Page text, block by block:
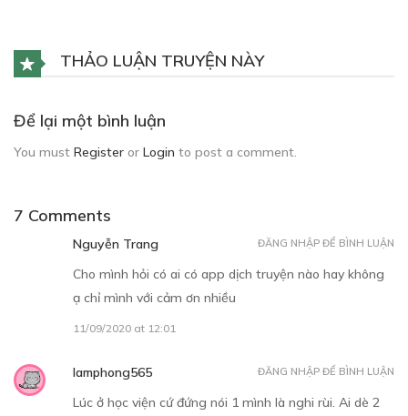
THẢO LUẬN TRUYỆN NÀY
Để lại một bình luận
You must Register or Login to post a comment.
7 Comments
Nguyễn Trang
Cho mình hỏi có ai có app dịch truyện nào hay không
ạ chỉ mình với cảm ơn nhiều
11/09/2020 at 12:01
ĐĂNG NHẬP ĐỂ BÌNH LUẬN
lamphong565
Lúc ở học viện cứ đứng nói 1 mình là nghi rùi. Ai dè 2
ĐĂNG NHẬP ĐỂ BÌNH LUẬN